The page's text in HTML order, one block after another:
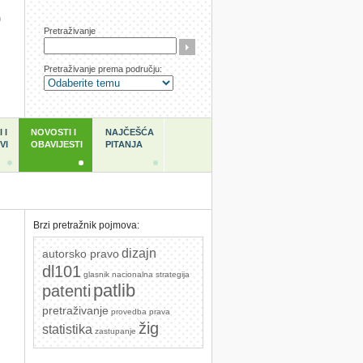
Pretraživanje
Pretraživanje prema području:
I
NOVOSTI I
OBAVIJESTI
NAJČEŠĆA
PITANJA
Brzi pretražnik pojmova:
autorsko pravodizajn
dl101 glasnik nacionalna strategija
patenti patlib
pretraživanje provedba prava
statistika zastupanje žig